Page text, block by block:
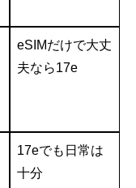
eSIMだけで大丈
夫なら17e
17eでも日常は
十分